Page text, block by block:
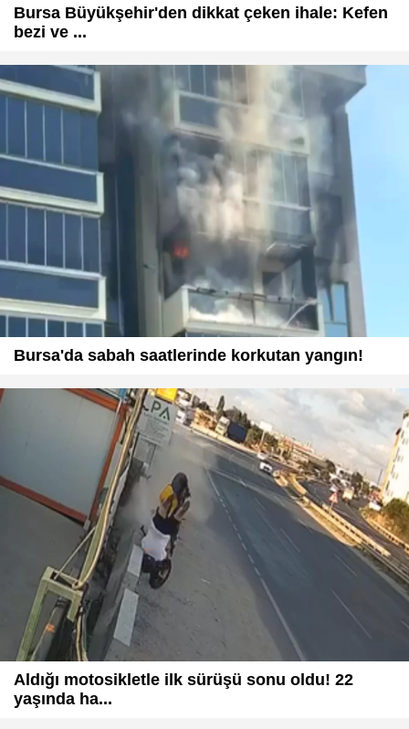
Bursa Büyükşehir'den dikkat çeken ihale: Kefen
bezi ve ...
Bursa'da sabah saatlerinde korkutan yangın!
Aldığı motosikletle ilk sürüşü sonu oldu! 22
yaşında ha...